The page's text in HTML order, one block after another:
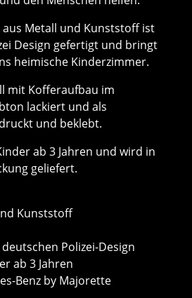
aus Metall und Kunststoff ist
Design gefertigt und bringt
heimische Kinderzimmer.
mit Kofferaufbau im
lackiert und als
und beklebt.
ab 3 Jahren und wird in
geliefert.
Kunststoff
Polizei-Design
ab 3 Jahren
Benz by Majorette